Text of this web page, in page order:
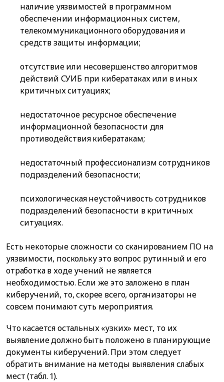
наличие уязвимостей в программном
обеспечении информационных систем,
телекоммуникационного оборудования и
средств защиты информации;
отсутствие или несовершенство алгоритмов
действий СУИБ при кибератаках или в иных
критичных ситуациях;
недостаточное ресурсное обеспечение
информационной безопасности для
противодействия кибератакам;
недостаточный профессионализм сотрудников
подразделений безопасности;
психологическая неустойчивость сотрудников
подразделений безопасности в критичных
ситуациях.
Есть некоторые сложности со сканированием ПО на
уязвимости, поскольку это вопрос рутинный и его
отработка в ходе учений не является
необходимостью. Если же это заложено в план
киберучений, то, скорее всего, организаторы не
совсем понимают суть мероприятия.
Что касается остальных «узких» мест, то их
выявление должно быть положено в планирующие
документы киберучений. При этом следует
обратить внимание на методы выявления слабых
мест (табл. 1).